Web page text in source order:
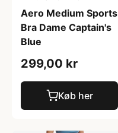
Aero Medium Sports
Bra Dame Captain's
Blue
299,00 kr
Køb her